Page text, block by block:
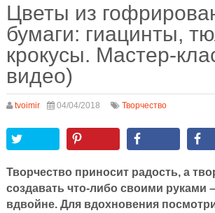
Цветы из
бумаги: гиацинты,
крокусы. Мастер-
видео)
tvoimir 04/04/2018 Творчество
Творчество приносит радость, а
создавать что-либо своими руками
вдвойне. Для вдохновения